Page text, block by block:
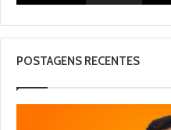
POSTAGENS RECENTES